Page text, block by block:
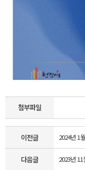
첨부파일
이전글 2024년 1
다음글 2023년